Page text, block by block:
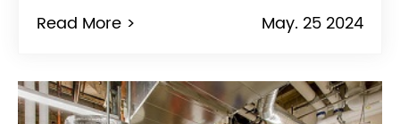
Read More > May. 25 2024